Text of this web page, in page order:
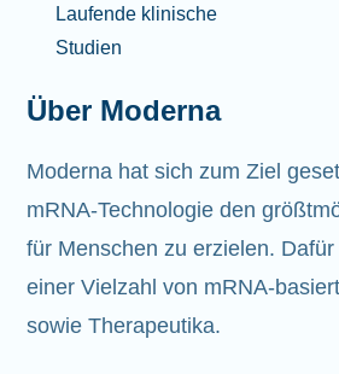
Laufende klinische
Studien
Über Moderna
Moderna hat sich zum Ziel
mRNA-Technologie den
für Menschen zu erzielen.
einer Vielzahl von mRNA-
sowie Therapeutika.